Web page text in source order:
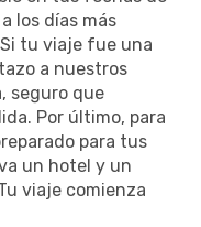
los días más
tu viaje fue una
a nuestros
seguro que
Por último, para
para tus
un hotel y un
viaje comienza